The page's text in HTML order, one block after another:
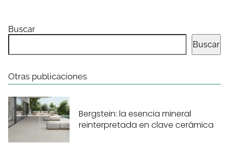
Buscar
Buscar
Otras publicaciones
Bergstein: la esencia mineral
reinterpretada en clave cerámica